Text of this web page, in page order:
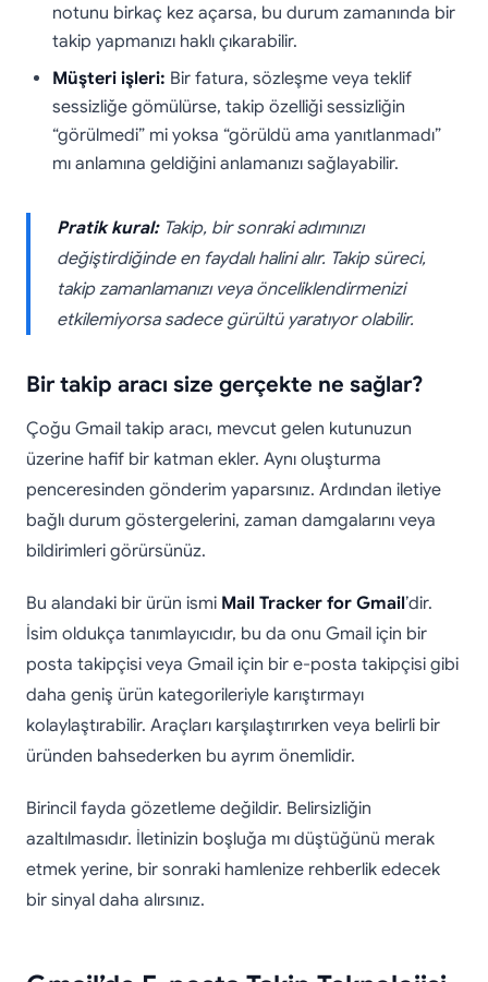
notunu birkaç kez açarsa, bu durum zamanında bir
takip yapmanızı haklı çıkarabilir.
Müşteri işleri: Bir fatura, sözleşme veya teklif
sessizliğe gömülürse, takip özelliği sessizliğin
“görülmedi” mi yoksa “görüldü ama yanıtlanmadı”
mı anlamına geldiğini anlamanızı sağlayabilir.
Pratik kural:Takip, bir sonraki adımınızı
değiştirdiğinde en faydalı halini alır. Takip süreci,
takip zamanlamanızı veya önceliklendirmenizi
etkilemiyorsa sadece gürültü yaratıyor olabilir.
Bir takip aracı size gerçekte ne sağlar?
Çoğu Gmail takip aracı, mevcut gelen kutunuzun
üzerine hafif bir katman ekler. Aynı oluşturma
penceresinden gönderim yaparsınız. Ardından iletiye
bağlı durum göstergelerini, zaman damgalarını veya
bildirimleri görürsünüz.
Bu alandaki bir ürün ismi Mail Tracker for Gmail’dir.
İsim oldukça tanımlayıcıdır, bu da onu Gmail için bir
posta takipçisi veya Gmail için bir e-posta takipçisi gibi
daha geniş ürün kategorileriyle karıştırmayı
kolaylaştırabilir. Araçları karşılaştırırken veya belirli bir
üründen bahsederken bu ayrım önemlidir.
Birincil fayda gözetleme değildir. Belirsizliğin
azaltılmasıdır. İletinizin boşluğa mı düştüğünü merak
etmek yerine, bir sonraki hamlenize rehberlik edecek
bir sinyal daha alırsınız.